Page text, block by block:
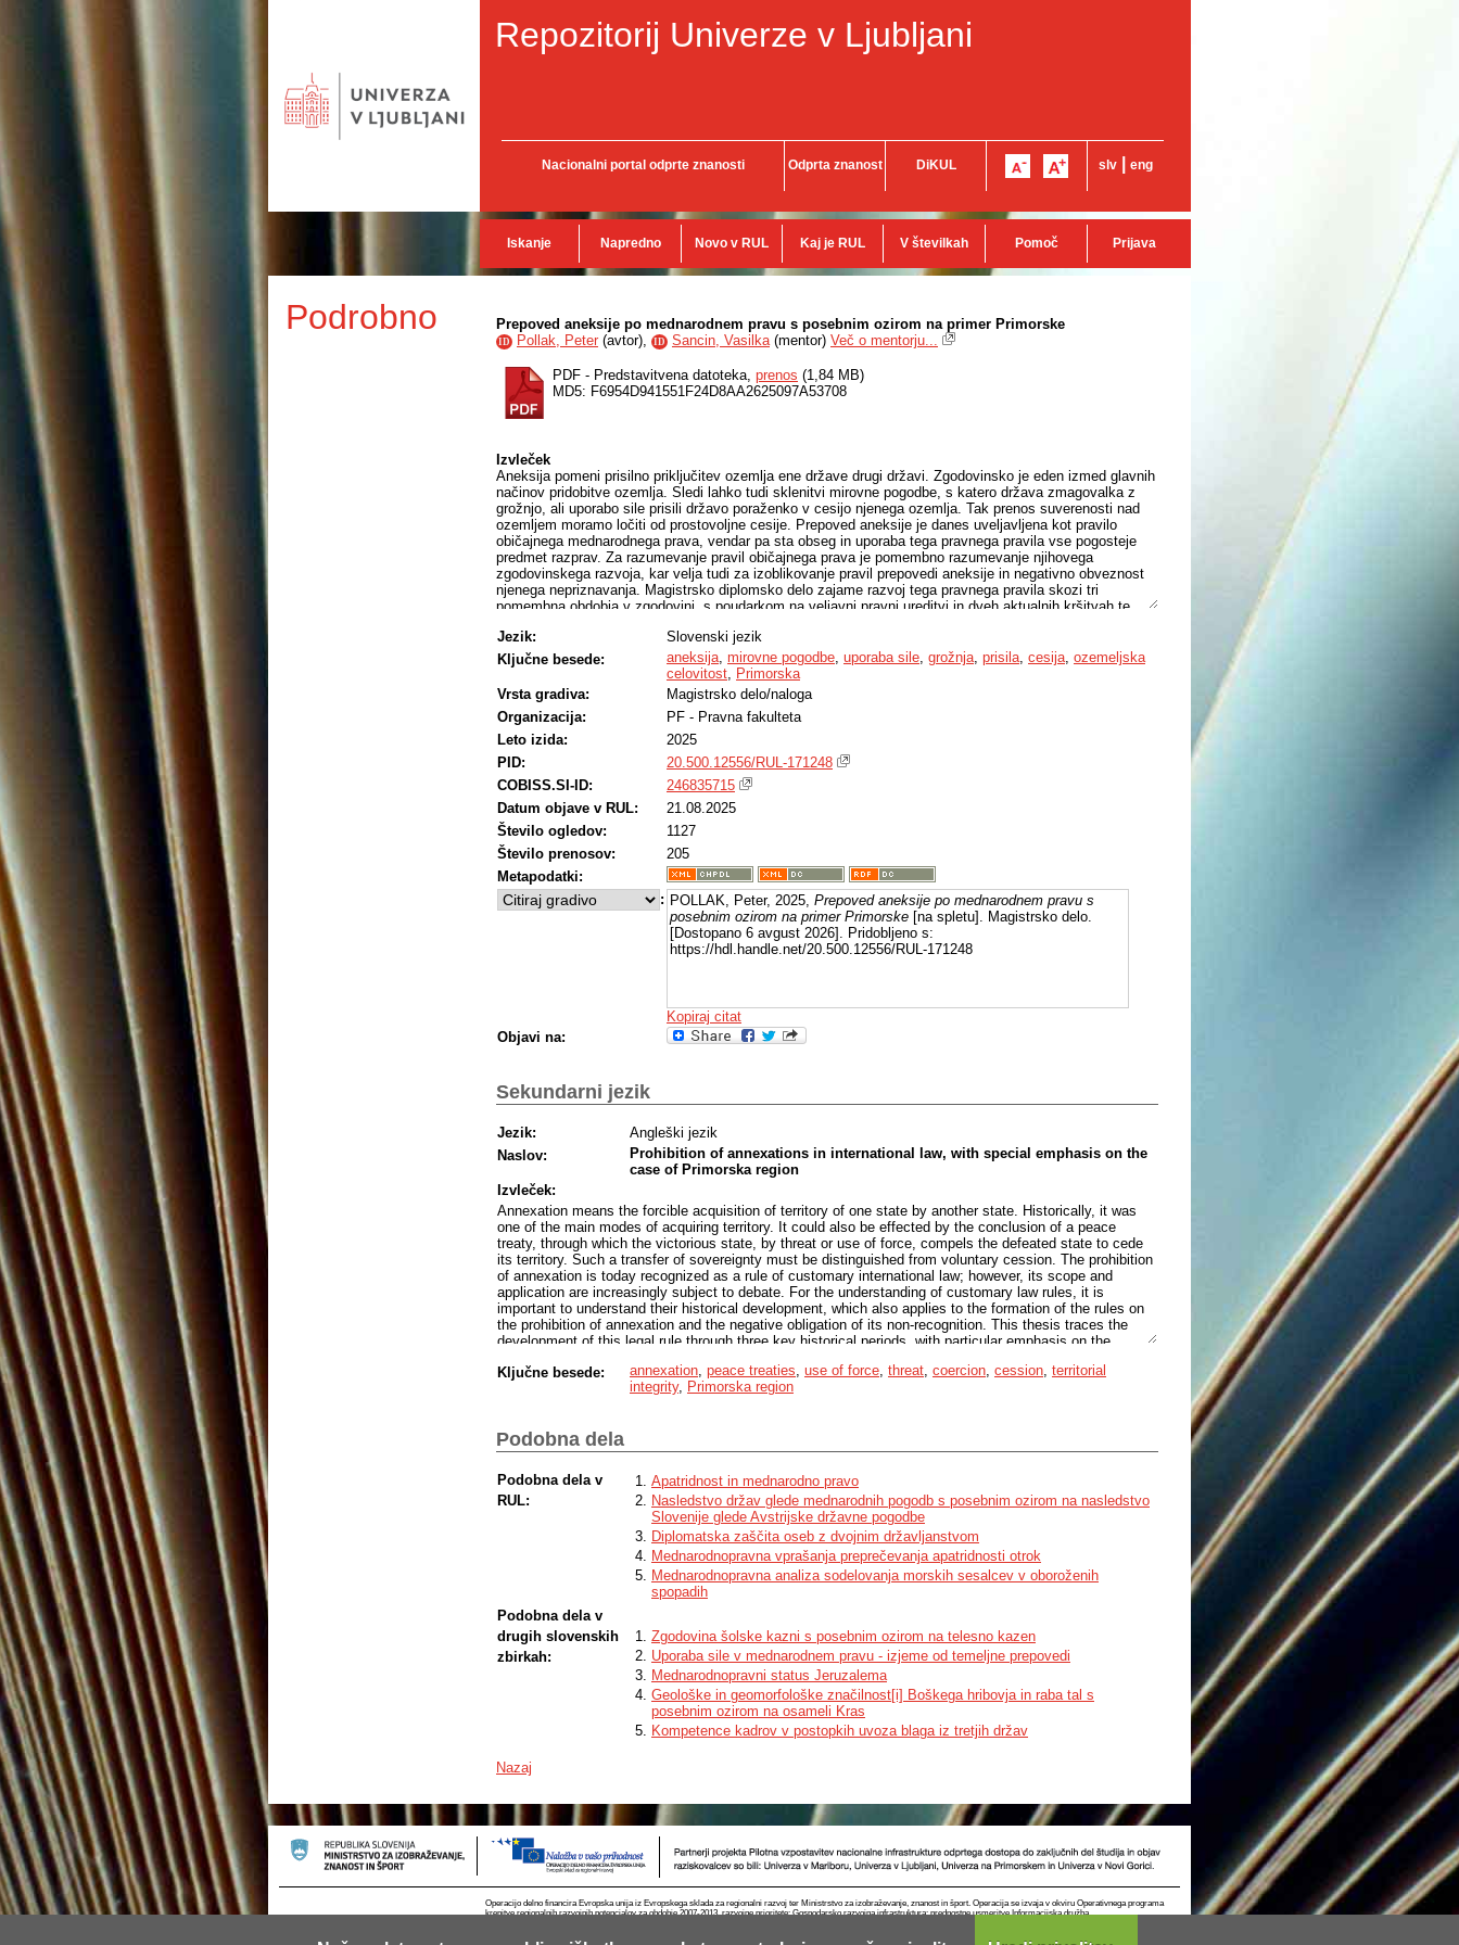
Repozitorij Univerze v Ljubljani
Nacionalni portal odprte znanosti Odprta znanost DiKUL slv eng
Iskanje Napredno Novo v RUL Kaj je RUL V številkah Pomoč Prijava
Podrobno Prepoved aneksije po mednarodnem pravu s posebnim ozirom na primer Primorske
ID Pollak, Peter (avtor), ID Sancin, Vasilka(mentor) Več o mentorju...
PDF - Predstavitvena datoteka, prenos (1,84 MB)
MD5: F6954D941551F24D8AA2625097A53708
Izvleček
Aneksija pomeni prisilno priključitev ozemlja ene države drugi državi. Zgodovinsko je eden izmed glavnih
načinov pridobitve ozemlja. Sledi lahko tudi sklenitvi mirovne pogodbe, s katero država zmagovalka z
grožnjo, ali uporabo sile prisili državo poraženko v cesijo njenega ozemlja. Tak prenos suverenosti nad
ozemljem moramo ločiti od prostovoljne cesije. Prepoved aneksije je danes uveljavljena kot pravilo
običajnega mednarodnega prava, vendar pa sta obseg in uporaba tega pravnega pravila vse pogosteje
predmet razprav. Za razumevanje pravil običajnega prava je pomembno razumevanje njihovega
zgodovinskega razvoja, kar velja tudi za izoblikovanje pravil prepovedi aneksije in negativno obveznost
njenega nepriznavanja. Magistrsko diplomsko delo zajame razvoj tega pravnega pravila skozi tri
pomembna obdobja v zgodovini, s poudarkom na veljavni pravni ureditvi in dveh aktualnih kršitvah te
prava. V luči razprav v Sloveniji, glede preimenovanja praznika dan vrnitve Primorske k matični
domovini” v “dan priključitve Primorske k matični domovini”, magistrsko diplomsko delo oriše dogajanja,
ki so vodila do aneksije Primorske s strani Italije po sklenitvi Rapalske pogodbe (1920), ter kasnejši
prenos suverenosti nad ozemljem Primorske na Jugoslavijo, ki se je začel s Pariško mirovno pogodbo iz
leta 1947 in zaključil s sklenitvijo Osimskih sporazumov leta 1975 ter odgovori na vprašanje, zakaj
preimenovanje praznika mednarodnopravno ni utemeljeno.
Jezik:
Slovenski jezik
Ključne besede:
aneksija, mirovne pogodbe, uporaba sile, grožnja, prisila, cesija, ozemeljska
celovitost, Primorska
Vrsta gradiva:
Magistrsko delo/naloga
Organizacija:
PF - Pravna fakulteta
Leto izida:
2025
PID:
20.500.12556/RUL-171248
COBISS.SI-ID:
246835715
Datum objave v RUL:
21.08.2025
Število ogledov:
1127
Število prenosov:
205
Metapodatki:
: POLLAK, Peter, 2025, Prepoved aneksije po mednarodnem pravu s
posebnim ozirom na primer Primorske [na spletu]. Magistrsko delo.
[Dostopano 6 avgust 2026]. Pridobljeno s:
https://hdl.handle.net/20.500.12556/RUL-171248
Kopiraj citat
Objavi na:
Sekundarni jezik
Jezik:
Angleški jezik
Naslov:
Prohibition of annexations in international law, with special emphasis on the
case of Primorska region
Izvleček:
Annexation means the forcible acquisition of territory of one state by another state. Historically, it was
one of the main modes of acquiring territory. It could also be effected by the conclusion of a peace
treaty, through which the victorious state, by threat or use of force, compels the defeated state to cede
its territory. Such a transfer of sovereignty must be distinguished from voluntary cession. The prohibition
of annexation is today recognized as a rule of customary international law; however, its scope and
application are increasingly subject to debate. For the understanding of customary law rules, it is
important to understand their historical development, which also applies to the formation of the rules on
the prohibition of annexation and the negative obligation of its non-recognition. This thesis traces the
development of this legal rule through three key historical periods, with particular emphasis on the
whether the prohibition of annexation constitutes a ius cogens rule of international law. In the light of
public debates in Slovenia concerning the renaming of the holiday "Day of the Return of Primorska to the
(1920), and the subsequent transfer of sovereignty over the territory of Primorska region to Yugoslavia,
which began with the 1947 Peace Treaty of Paris and concluded with the signing of the Osimo
Agreements in 1975 and answers the question why such a renaming of the holiday is not appropriate
under international law.
Ključne besede: annexation peace treaties use of force threat coercion cession territorial
integrity, Primorska region
Podobna dela
Podobna dela v
RUL:
Apatridnost in mednarodno pravo
Nasledstvo držav glede mednarodnih pogodb s posebnim ozirom na nasledstvo
Slovenije glede Avstrijske državne pogodbe
Diplomatska zaščita oseb z dvojnim državljanstvom
Mednarodnopravna vprašanja preprečevanja apatridnosti otrok
Mednarodnopravna analiza sodelovanja morskih sesalcev v oboroženih
spopadih
Podobna dela v
drugih slovenskih
zbirkah:
Zgodovina šolske kazni s posebnim ozirom na telesno kazen
Uporaba sile v mednarodnem pravu - izjeme od temeljne prepovedi
Mednarodnopravni status Jeruzalema
Geološke in geomorfološke značilnost[i] Boškega hribovja in raba tal s
posebnim ozirom na osameli Kras
Kompetence kadrov v postopkih uvoza blaga iz tretjih držav
Nazaj
Operacijo delno financira Evropska unija iz Evropskega sklada za regionalni razvoj ter Ministrstvo za izobraževanje, znanost in šport. Operacija se izvaja v okviru Operativnega programa
krepitve regionalnih razvojnih potencialov za obdobje 2007-2013, razvojne prioritete: Gospodarsko razvojna infrastruktura; prednostne usmeritve Informacijska družba.